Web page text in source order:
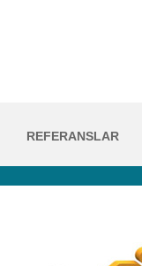
REFERANSLAR